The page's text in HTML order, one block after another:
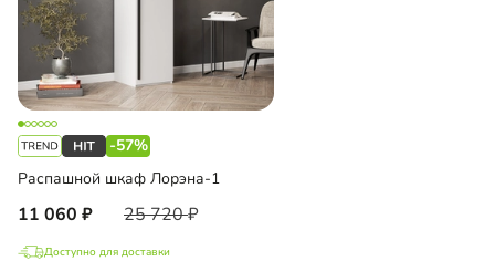
-57%
Распашной шкаф Лорэна-1
11 060 25 720
Доступно для доставки